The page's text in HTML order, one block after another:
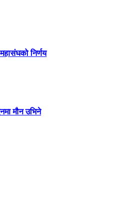
निर्णय
मौन उभिने